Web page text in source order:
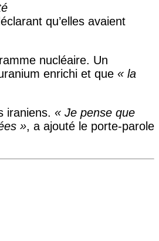
qu’elles avaient
nucléaire. Un
enrichi et que « la
iraniens. « Je pense que
», a ajouté le porte-parole